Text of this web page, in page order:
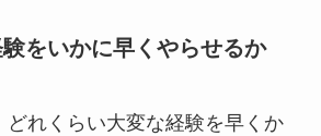
をいかに早くやらせるか
れくらい大変な経験を早くか